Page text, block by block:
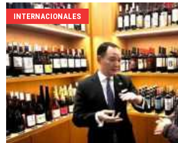
INTERNACIONALES